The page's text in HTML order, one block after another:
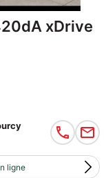
xDrive
ligne